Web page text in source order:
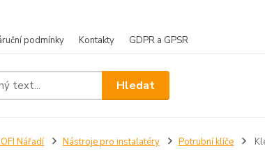
podmínky Kontakty GDPR a GPSR
Hledat
Nářadí Nástroje pro instalatéry Potrubní klíče